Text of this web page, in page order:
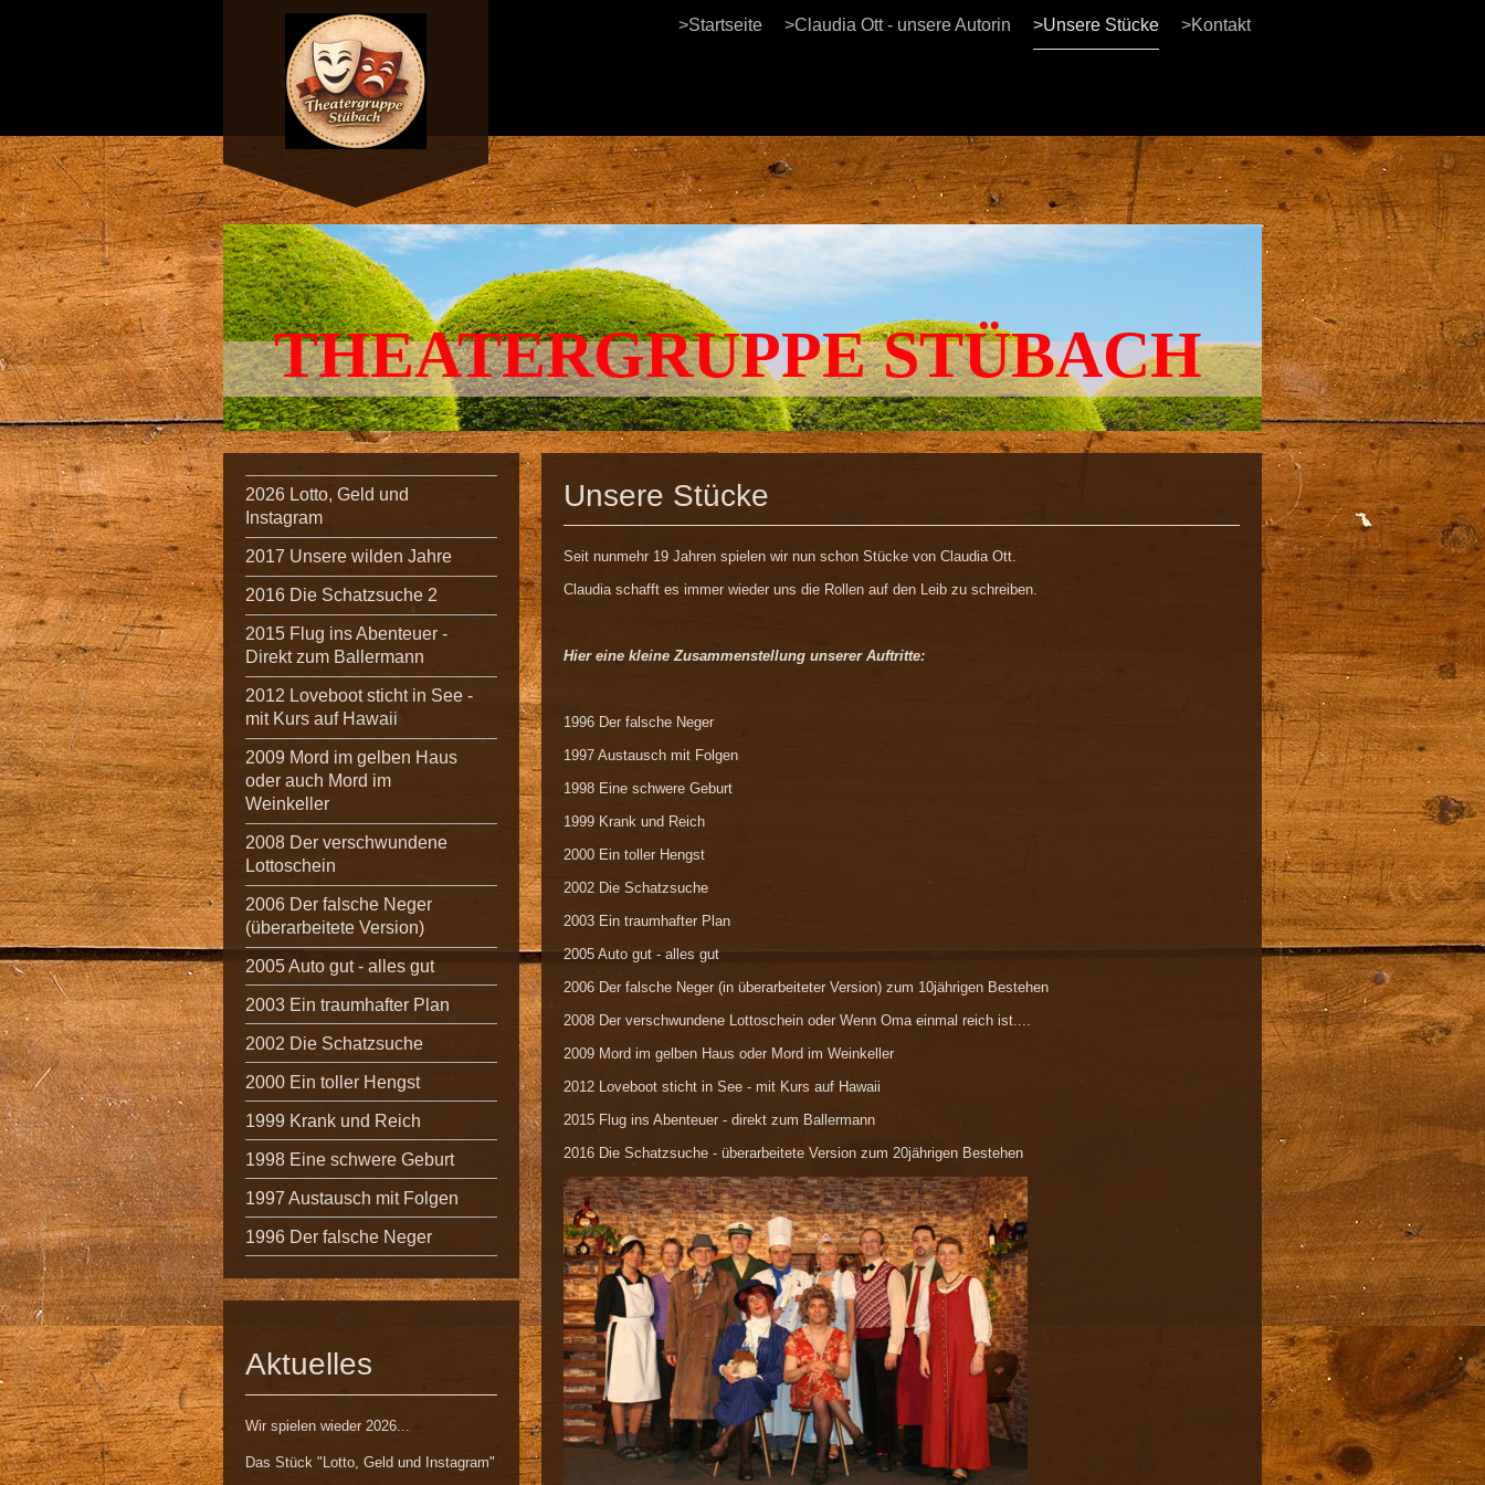
>Startseite >Claudia Ott - unsere Autorin >Unsere Stücke >Kontakt
THEATERGRUPPE STÜBACH
Unsere Stücke
Seit nunmehr 19 Jahren spielen wir nun schon Stücke von Claudia Ott.
Claudia schafft es immer wieder uns die Rollen auf den Leib zu schreiben.
Hier eine kleine Zusammenstellung unserer Auftritte:
1996 Der falsche Neger
1997 Austausch mit Folgen
1998 Eine schwere Geburt
1999 Krank und Reich
2000 Ein toller Hengst
2002 Die Schatzsuche
2003 Ein traumhafter Plan
2005 Auto gut - alles gut
2006 Der falsche Neger (in überarbeiteter Version) zum 10jährigen Bestehen
2008 Der verschwundene Lottoschein oder Wenn Oma einmal reich ist....
2009 Mord im gelben Haus oder Mord im Weinkeller
2012 Loveboot sticht in See - mit Kurs auf Hawaii
2015 Flug ins Abenteuer - direkt zum Ballermann
2016 Die Schatzsuche - überarbeitete Version zum 20jährigen Bestehen
2026 Lotto, Geld und
Instagram
2017 Unsere wilden Jahre
2016 Die Schatzsuche 2
2015 Flug ins Abenteuer -
Direkt zum Ballermann
2012 Loveboot sticht in See -
mit Kurs auf Hawaii
2009 Mord im gelben Haus
oder auch Mord im
Weinkeller
2008 Der verschwundene
Lottoschein
2006 Der falsche Neger
(überarbeitete Version)
2005 Auto gut - alles gut
2003 Ein traumhafter Plan
2002 Die Schatzsuche
2000 Ein toller Hengst
1999 Krank und Reich
1998 Eine schwere Geburt
1997 Austausch mit Folgen
1996 Der falsche Neger
Aktuelles
Wir spielen wieder 2026...
Das Stück "Lotto, Geld und Instagram"